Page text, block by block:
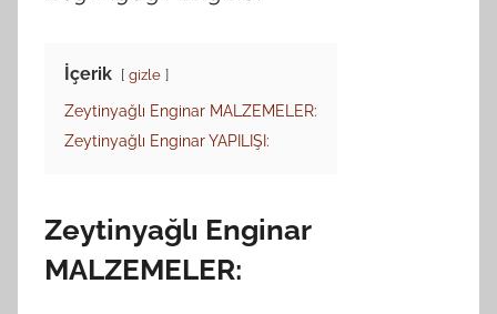
İçerikleri
İçerik gizle
Zeytinyağlı Enginar MALZEMELER:
Zeytinyağlı Enginar YAPILIŞI:
Zeytinyağlı Enginar
MALZEMELER: